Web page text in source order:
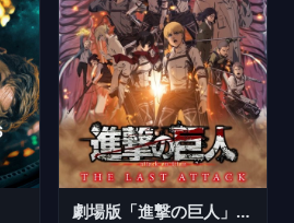
劇場版「進撃の巨人」完結編 THE LAST ATTACK